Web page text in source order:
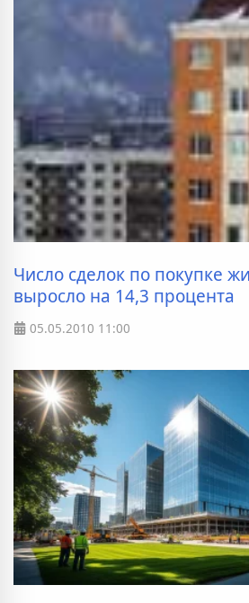
Число сделок по покупке
выросло на 14,3 процента
05.05.2010 11:00